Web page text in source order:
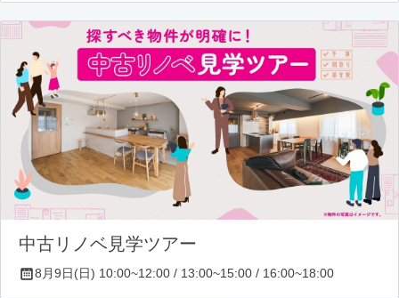
中古リノベ見学ツアー
8月9日(日) 10:00~12:00 / 13:00~15:00 / 16:00~18:00